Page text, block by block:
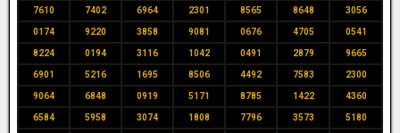
7610 7402 6964 2301 8565 8648 3056
0174 9220 3858 9081 0676 4705 0541
8224 0194 3116 1042 0491 2879 9665
6901 5216 1695 8506 4492 7583 2300
9064 6848 0919 5171 8785 1422 4360
6584 5958 3074 1808 7796 3573 5180